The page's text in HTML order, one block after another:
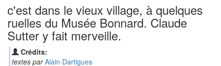
c'est dans le vieux village, à quelques
ruelles du Musée Bonnard. Claude
Sutter y fait merveille.
Crédits:
textes par Alain Dartigues